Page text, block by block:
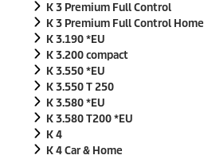
K 3 Premium Full Control
K 3 Premium Full Control Home
K 3.190 *EU
K 3.200 compact
K 3.550 *EU
K 3.550 T 250
K 3.580 *EU
K 3.580 T200 *EU
K 4
K 4 Car & Home